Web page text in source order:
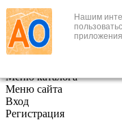
Нашим
+7 (495) 646-888-1
В корзине
Меню каталога
Меню сайта
Вход
Регистрация